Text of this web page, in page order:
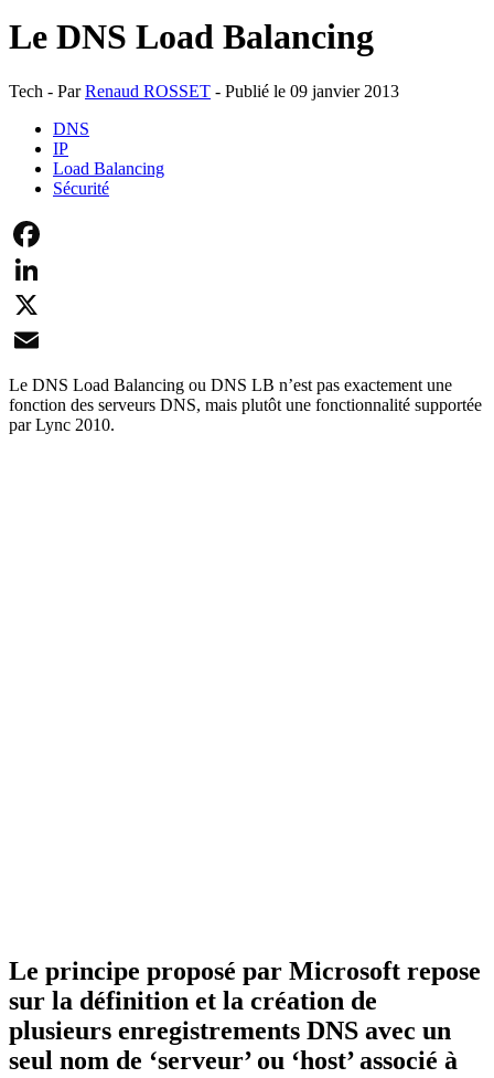
Le DNS Load Balancing
Tech - ParRenaud ROSSET - Publié le 09 janvier 2013
DNS
IP
Load Balancing
Sécurité
Facebook
LinkedIn
X
Email
Le DNS Load Balancing ou DNS LB n’est pas exactement une
fonction des serveurs DNS, mais plutôt une fonctionnalité supportée
par Lync 2010.
Le principe proposé par Microsoft repose
sur la définition et la création de
plusieurs enregistrements DNS avec un
seul nom de ‘serveur’ ou ‘host’ associé à